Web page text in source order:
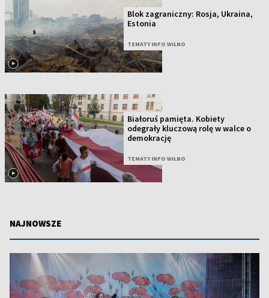
Blok zagraniczny: Rosja, Ukraina,
Estonia
TEMATY INFO WILNO
Białoruś pamięta. Kobiety
odegrały kluczową rolę w walce o
demokrację
TEMATY INFO WILNO
NAJNOWSZE